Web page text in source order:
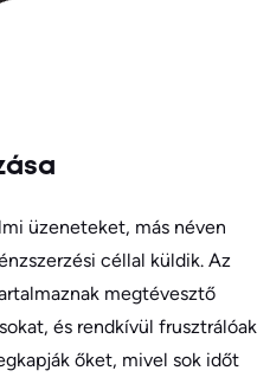
üzeneteket, más néven
céllal küldik. Az
megtévesztő
és rendkívül frusztrálóak
őket, mivel sok időt